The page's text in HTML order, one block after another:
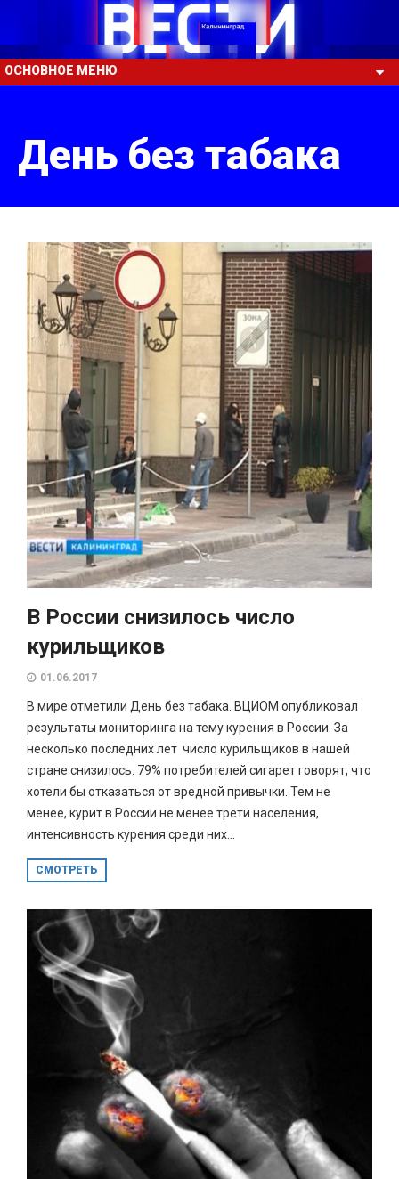
ОСНОВНОЕ МЕНЮ
День без табака
В России снизилось число
курильщиков
01.06.2017
В мире отметили День без табака. ВЦИОМ опубликовал
результаты мониторинга на тему курения в России. За
несколько последних лет число курильщиков в нашей
стране снизилось. 79% потребителей сигарет говорят, что
хотели бы отказаться от вредной привычки. Тем не
менее, курит в России не менее трети населения,
интенсивность курения среди них...
СМОТРЕТЬ